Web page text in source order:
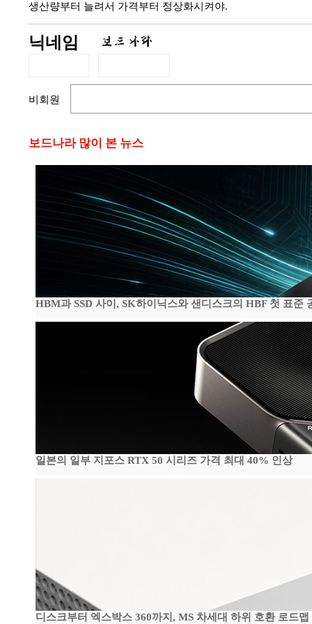
생산량부터 늘려서 가격부터 정상화시켜야.
닉네임
비회원
보드나라 많이 본 뉴스
HBM과 SSD 사이, SK하이닉스와 샌디스크의 HBF 첫 표준
일본의 일부 지포스 RTX 50 시리즈 가격 최대 40% 인상
디스크부터 엑스박스 360까지, MS 차세대 하위 호환 로드맵